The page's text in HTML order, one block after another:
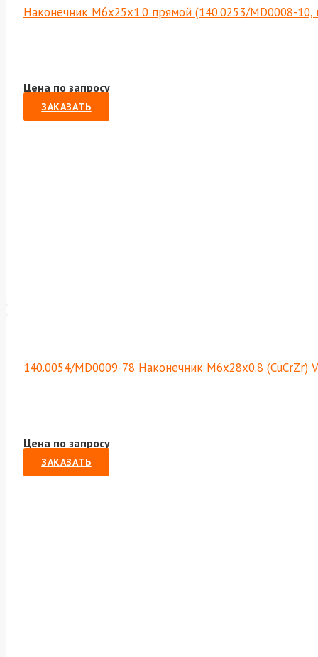
Наконечник М6х25х1.0 прямой (140.0253/MD0008-
Цена по запросу
ЗАКАЗАТЬ
140.0054/MD0009-78 Наконечник М6х28х0.8 (CuCrZr)
Цена по запросу
ЗАКАЗАТЬ